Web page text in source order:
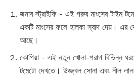
জনাব স্ট্রাইফি - এই গরুর মাংসের টাইম
একটি মাংসের ফলে হালকা স্বাদ দেয়। এর
আছে।
কোপিয়া - এই নতুন খোলা-পরাগ বিভিন্ন
টমেটো দেখতে। উজ্জ্বল সোনা এবং নীল